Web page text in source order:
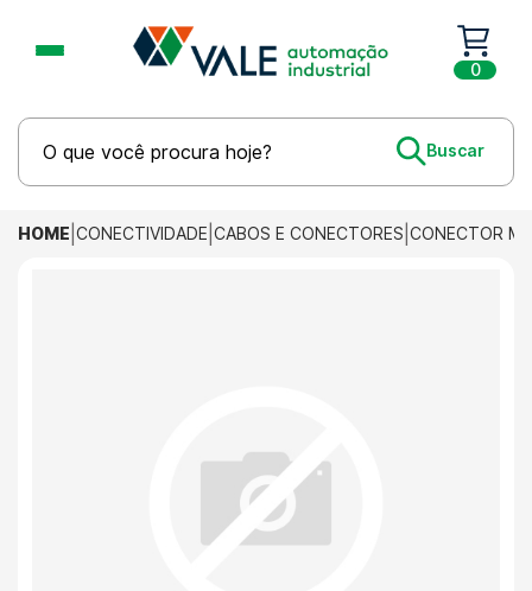
0
HOME CONECTIVIDADE CABOS E CONECTORES CONECTOR